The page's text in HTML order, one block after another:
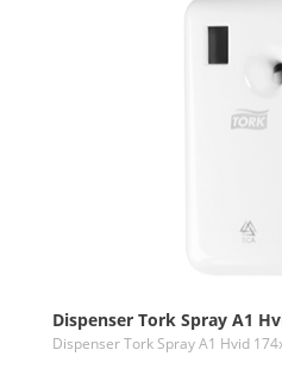
Dispenser Tork Spray A1
Dispenser Tork Spray A1 Hvid